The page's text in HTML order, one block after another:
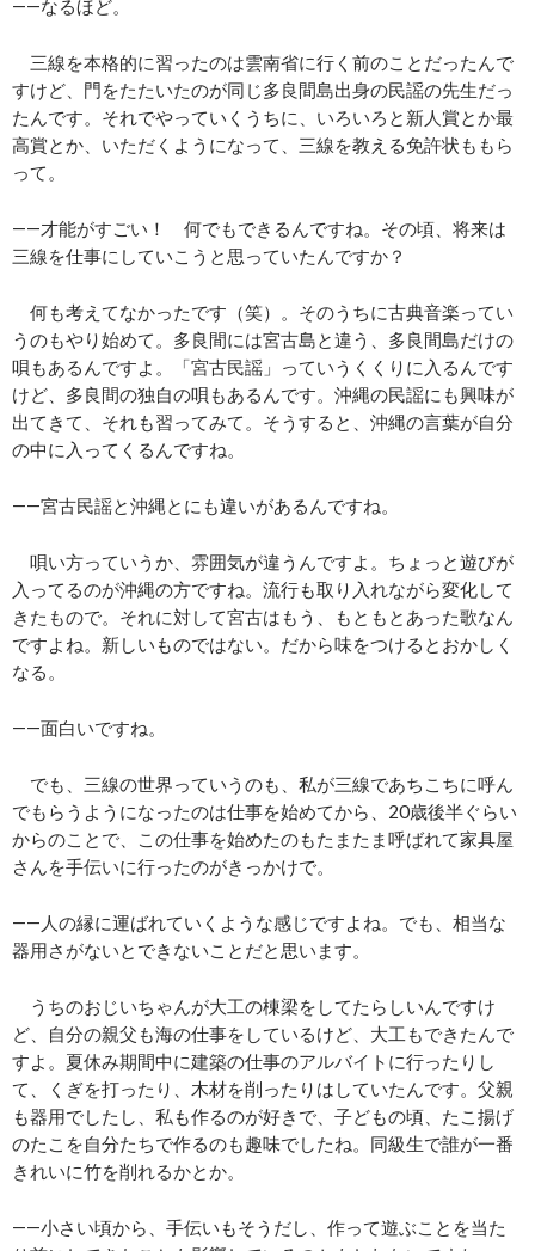
――なるほど。
三線を本格的に習ったのは雲南省に行く前のことだったんで
すけど、門をたたいたのが同じ多良間島出身の民謡の先生だっ
たんです。それでやっていくうちに、いろいろと新人賞とか最
高賞とか、いただくようになって、三線を教える免許状ももら
って。
――才能がすごい！ 何でもできるんですね。その頃、将来は
三線を仕事にしていこうと思っていたんですか？
何も考えてなかったです（笑）。そのうちに古典音楽ってい
うのもやり始めて。多良間には宮古島と違う、多良間島だけの
唄もあるんですよ。「宮古民謡」っていうくくりに入るんです
けど、多良間の独自の唄もあるんです。沖縄の民謡にも興味が
出てきて、それも習ってみて。そうすると、沖縄の言葉が自分
の中に入ってくるんですね。
――宮古民謡と沖縄とにも違いがあるんですね。
唄い方っていうか、雰囲気が違うんですよ。ちょっと遊びが
入ってるのが沖縄の方ですね。流行も取り入れながら変化して
きたもので。それに対して宮古はもう、もともとあった歌なん
ですよね。新しいものではない。だから味をつけるとおかしく
なる。
――面白いですね。
でも、三線の世界っていうのも、私が三線であちこちに呼ん
でもらうようになったのは仕事を始めてから、20歳後半ぐらい
からのことで、この仕事を始めたのもたまたま呼ばれて家具屋
さんを手伝いに行ったのがきっかけで。
――人の縁に運ばれていくような感じですよね。でも、相当な
器用さがないとできないことだと思います。
うちのおじいちゃんが大工の棟梁をしてたらしいんですけ
ど、自分の親父も海の仕事をしているけど、大工もできたんで
すよ。夏休み期間中に建築の仕事のアルバイトに行ったりし
て、くぎを打ったり、木材を削ったりはしていたんです。父親
も器用でしたし、私も作るのが好きで、子どもの頃、たこ揚げ
のたこを自分たちで作るのも趣味でしたね。同級生で誰が一番
きれいに竹を削れるかとか。
――小さい頃から、手伝いもそうだし、作って遊ぶことを当た